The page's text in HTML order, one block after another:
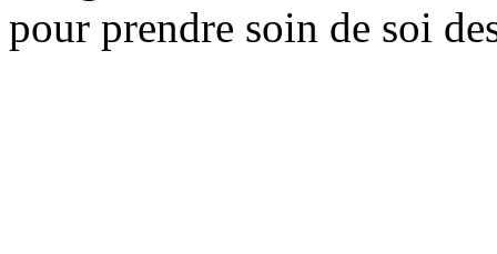
pour prendre soin de soi